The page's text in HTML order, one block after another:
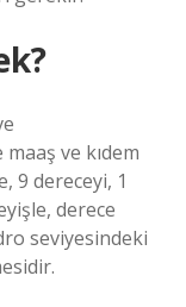
ve kıdem
9 dereceyi, 1
derece
seviyesindeki